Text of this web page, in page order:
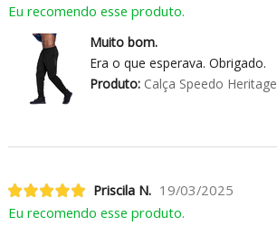
Eu recomendo esse produto.
Muito bom.
Era o que esperava. Obrigado.
Produto:Calça Speedo Heritage
Priscila N. 19/03/2025
Eu recomendo esse produto.